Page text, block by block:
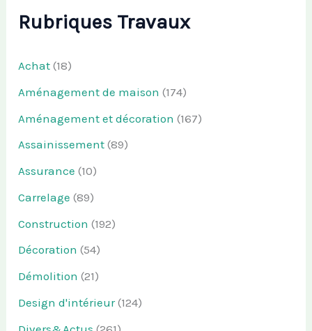
Rubriques Travaux
Achat (18)
Aménagement de maison (174)
Aménagement et décoration (167)
Assainissement (89)
Assurance (10)
Carrelage (89)
Construction (192)
Décoration (54)
Démolition (21)
Design d'intérieur(124)